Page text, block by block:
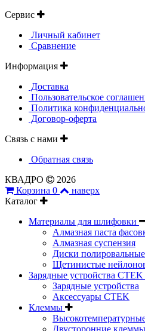
Сервис
Личный кабинет
Сравнение
Информация
Доставка
Пользовательское
Политика
Договор-оферта
Связь с нами
Обратная связь
КВАДРО
2026
Корзина 0
наверх
Каталог
Материалы для шлифовки
Алмазная паста
Алмазная суспензия
Диски
Щетинистые
Зарядные устройства CTEK
Зарядные устройства
Аксессуары CTEK
Клеммы
Двусторонние клеммы